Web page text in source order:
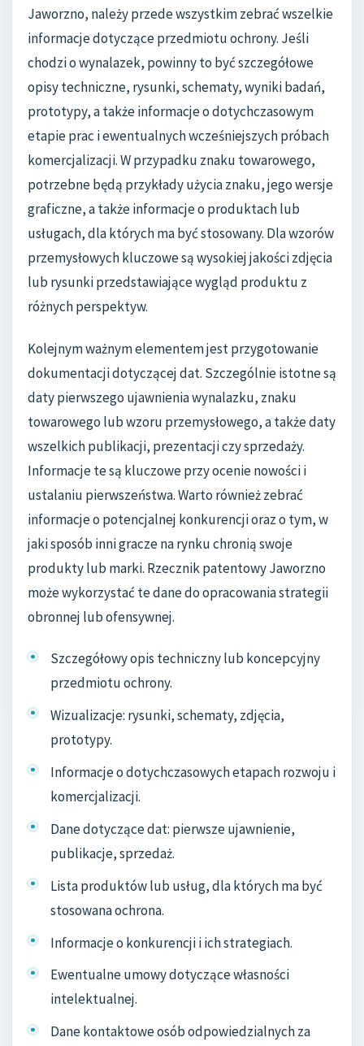
Jaworzno, należy przede wszystkim zebrać wszelkie
informacje dotyczące przedmiotu ochrony. Jeśli
chodzi o wynalazek, powinny to być szczegółowe
opisy techniczne, rysunki, schematy, wyniki badań,
prototypy, a także informacje o dotychczasowym
etapie prac i ewentualnych wcześniejszych próbach
komercjalizacji. W przypadku znaku towarowego,
potrzebne będą przykłady użycia znaku, jego wersje
graficzne, a także informacje o produktach lub
usługach, dla których ma być stosowany. Dla wzorów
przemysłowych kluczowe są wysokiej jakości zdjęcia
lub rysunki przedstawiające wygląd produktu z
różnych perspektyw.
Kolejnym ważnym elementem jest przygotowanie
dokumentacji dotyczącej dat. Szczególnie istotne są
daty pierwszego ujawnienia wynalazku, znaku
towarowego lub wzoru przemysłowego, a także daty
wszelkich publikacji, prezentacji czy sprzedaży.
Informacje te są kluczowe przy ocenie nowości i
ustalaniu pierwszeństwa. Warto również zebrać
informacje o potencjalnej konkurencji oraz o tym, w
jaki sposób inni gracze na rynku chronią swoje
produkty lub marki. Rzecznik patentowy Jaworzno
może wykorzystać te dane do opracowania strategii
obronnej lub ofensywnej.
Szczegółowy opis techniczny lub koncepcyjny
przedmiotu ochrony.
Wizualizacje: rysunki, schematy, zdjęcia,
prototypy.
Informacje o dotychczasowych etapach rozwoju i
komercjalizacji.
Dane dotyczące dat: pierwsze ujawnienie,
publikacje, sprzedaż.
Lista produktów lub usług, dla których ma być
stosowana ochrona.
Informacje o konkurencji i ich strategiach.
Ewentualne umowy dotyczące własności
intelektualnej.
Dane kontaktowe osób odpowiedzialnych za